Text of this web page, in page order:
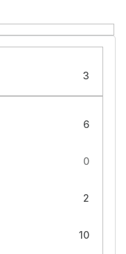
3
6
0
2
10